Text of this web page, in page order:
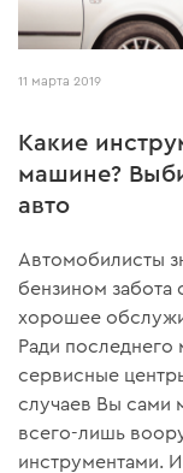
11 марта 2019
Какие
машине?
авто
Автомобилисты
бензином забота
хорошее
Ради
сервисные
случаев Вы сами
всего-лишь
инструментами.